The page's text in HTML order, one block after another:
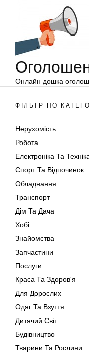
Онлайн дошка
ФІЛЬТР ПО
Нерухомість
Робота
Електроніка Та
Спорт Та Відпочинок
Обладнання
Транспорт
Дім Та Дача
Хобі
Знайомства
Запчастини
Послуги
Краса Та Здоров'я
Для Дорослих
Одяг Та Взуття
Дитячий Світ
Будівництво
Тварини Та Рослини